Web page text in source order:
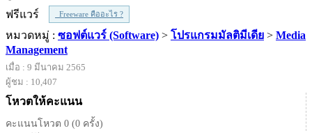
ฟรีแวร์
Freeware คืออะไร ?
หมวดหมู่ : ซอฟต์แวร์ (Software) > โปรแกรมมัลติมีเดีย > Media
Management
เมื่อ : 9 มีนาคม 2565
ผู้ชม : 10,407
โหวตให้คะแนน
คะแนนโหวต 0 (0 ครั้ง)